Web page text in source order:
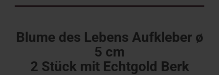
Blume des Lebens Aufkleber ø
5 cm
2 Stück mit Echtgold Berk